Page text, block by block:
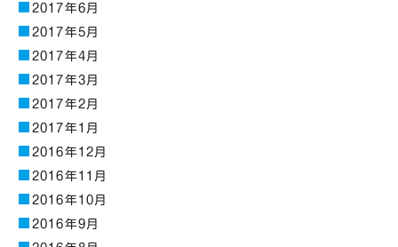
2017年6月
2017年5月
2017年4月
2017年3月
2017年2月
2017年1月
2016年12月
2016年11月
2016年10月
2016年9月